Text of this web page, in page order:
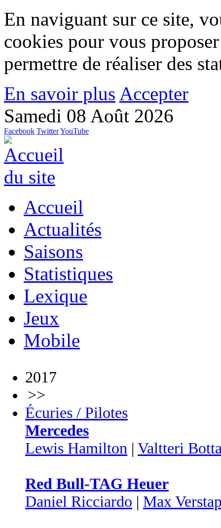
En naviguant sur ce site,
cookies pour vous
permettre de réaliser des
En savoir plus Accepter
Samedi 08 Août 2026
Facebook TwitterYouTube
Accueil
Actualités
Saisons
Statistiques
Lexique
Jeux
Mobile
2017
>>
Écuries / Pilotes
Mercedes
Lewis Hamilton | Valtteri
Red Bull-TAG Heuer
Daniel Ricciardo | Max